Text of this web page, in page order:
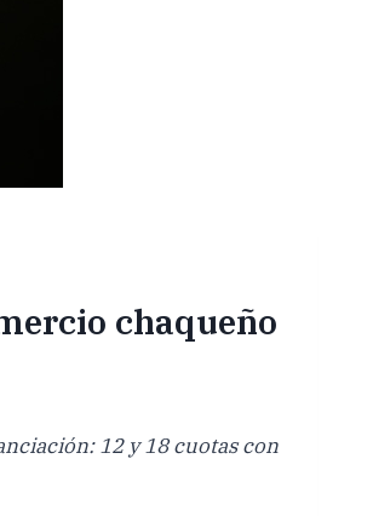
chaqueño
12 y 18 cuotas con